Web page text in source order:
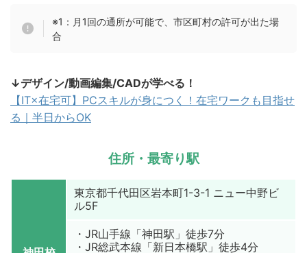
※1：月1回の通所が可能で、市区町村の許可が出た場
合
↓デザイン/動画編集/CADが学べる！
【IT×在宅可】PCスキルが身につく！在宅ワークも目指せ
る｜半日からOK
住所・最寄り駅
東京都千代田区岩本町1-3-1 ニュー中野ビ
ル5F
・JR山手線「神田駅」徒歩7分
・JR総武本線「新日本橋駅」徒歩4分